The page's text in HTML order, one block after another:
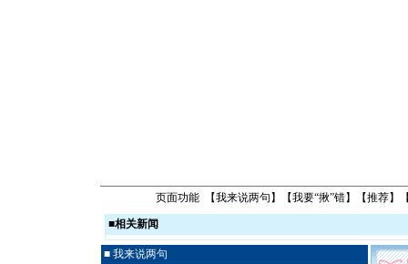
页面功能 【我来说两句 】【我要“揪”错】【推荐】
■相关新闻
■ 我来说两句